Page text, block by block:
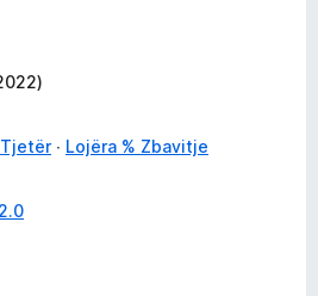
Tjetër
Lojëra % Zbavitje